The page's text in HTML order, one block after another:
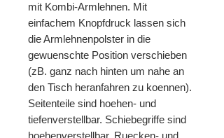
mit Kombi-Armlehnen. Mit
einfachem Knopfdruck lassen sich
die Armlehnenpolster in die
gewuenschte Position verschieben
(zB. ganz nach hinten um nahe an
den Tisch heranfahren zu koennen).
Seitenteile sind hoehen- und
tiefenverstellbar. Schiebegriffe sind
hoehenverstellbar. Ruecken- und